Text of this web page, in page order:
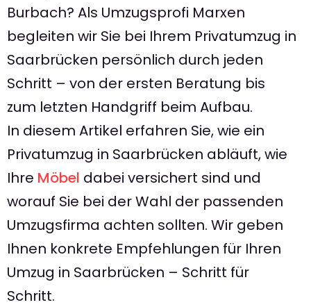
Burbach? Als Umzugsprofi Marxen
begleiten wir Sie bei Ihrem Privatumzug in
Saarbrücken persönlich durch jeden
Schritt – von der ersten Beratung bis
zum letzten Handgriff beim Aufbau.
In diesem Artikel erfahren Sie, wie ein
Privatumzug in Saarbrücken abläuft, wie
Ihre Möbel dabei versichert sind und
worauf Sie bei der Wahl der passenden
Umzugsfirma achten sollten. Wir geben
Ihnen konkrete Empfehlungen für Ihren
Umzug in Saarbrücken – Schritt für
Schritt.